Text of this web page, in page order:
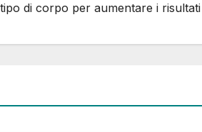
di corpo per aumentare i